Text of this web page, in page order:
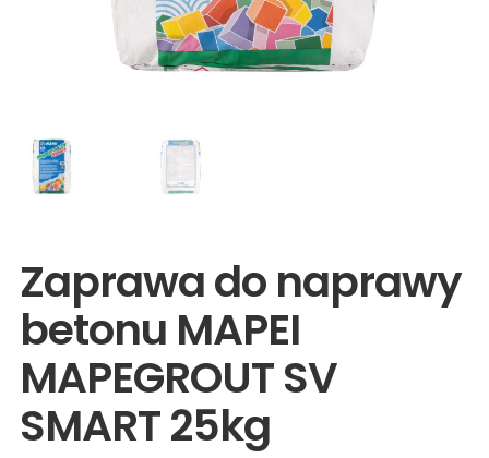
Zaprawa do naprawy
betonu MAPEI
MAPEGROUT SV
SMART 25kg